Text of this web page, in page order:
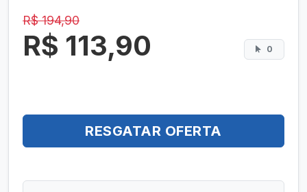
R$ 194,90
R$ 113,90 0
RESGATAR OFERTA